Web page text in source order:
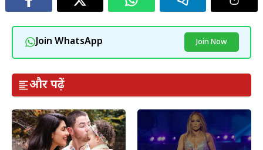
Join WhatsApp Join Now
और पढ़ें